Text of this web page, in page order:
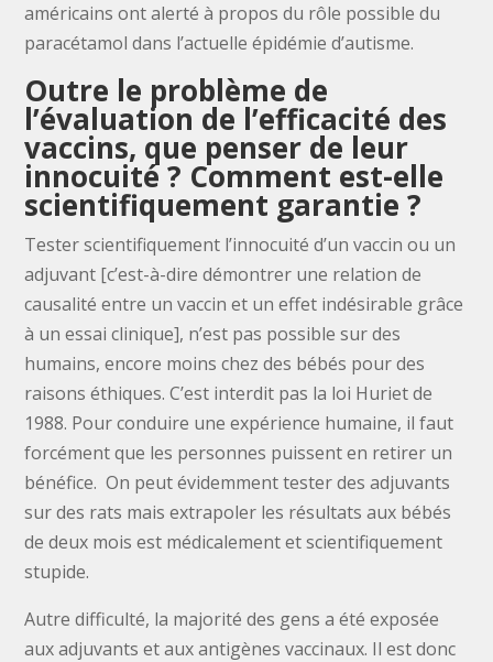
américains ont alerté à propos du rôle possible du
paracétamol dans l’actuelle épidémie d’autisme.
Outre le problème de
l’évaluation de l’efficacité des
vaccins, que penser de leur
innocuité ? Comment est-elle
scientifiquement garantie ?
Tester scientifiquement l’innocuité d’un vaccin ou un
adjuvant [c’est-à-dire démontrer une relation de
causalité entre un vaccin et un effet indésirable grâce
à un essai clinique], n’est pas possible sur des
humains, encore moins chez des bébés pour des
raisons éthiques. C’est interdit pas la loi Huriet de
1988. Pour conduire une expérience humaine, il faut
forcément que les personnes puissent en retirer un
bénéfice. On peut évidemment tester des adjuvants
sur des rats mais extrapoler les résultats aux bébés
de deux mois est médicalement et scientifiquement
stupide.
Autre difficulté, la majorité des gens a été exposée
aux adjuvants et aux antigènes vaccinaux. Il est donc